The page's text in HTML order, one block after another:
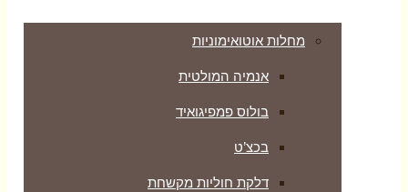
מחלות אוטואימוניות
אנמיה המולטית
בולוס פמפיגואיד
בכצ’ט
דלקת חוליות מקשחת